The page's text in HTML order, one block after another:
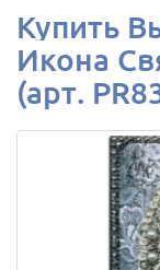
Купить
Икона
(арт.